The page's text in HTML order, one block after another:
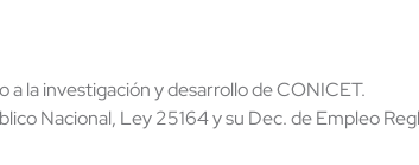
la investigación y desarrollo de CONICET.
Nacional, Ley 25164 y su Dec. de Empleo